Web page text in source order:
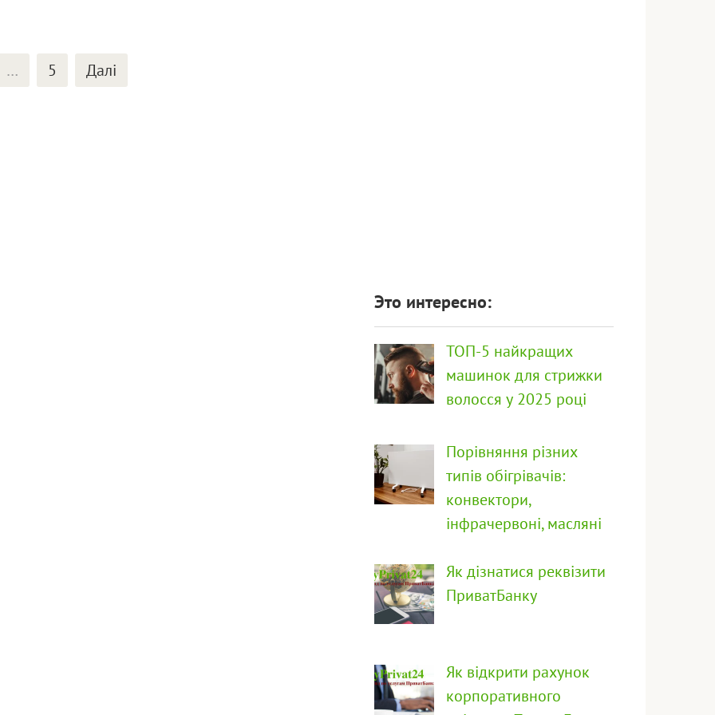
… 5 Далі
Это интересно:
ТОП-5 найкращих
машинок для стрижки
волосся у 2025 році
Порівняння різних
типів обігрівачів:
конвектори,
інфрачервоні, масляні
Як дізнатися реквізити
ПриватБанку
Як відкрити рахунок
корпоративного